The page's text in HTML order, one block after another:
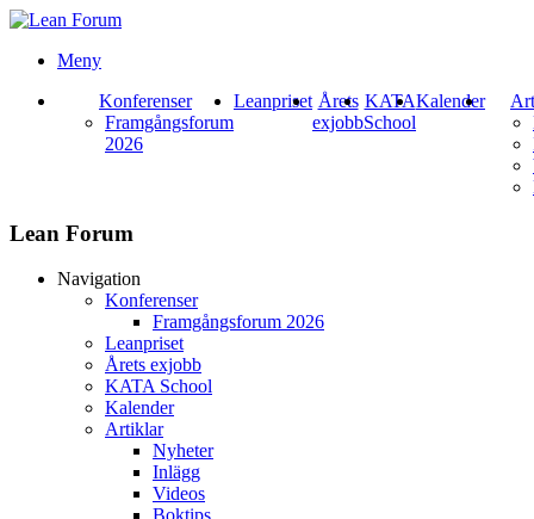
Meny
Konferenser
Framgångsforum
2026
Leanpriset Årets
exjobb
KATA
School
Kalender
Lean Forum
Navigation
Konferenser
Framgångsforum 2026
Leanpriset
Årets exjobb
KATA School
Kalender
Artiklar
Nyheter
Inlägg
Videos